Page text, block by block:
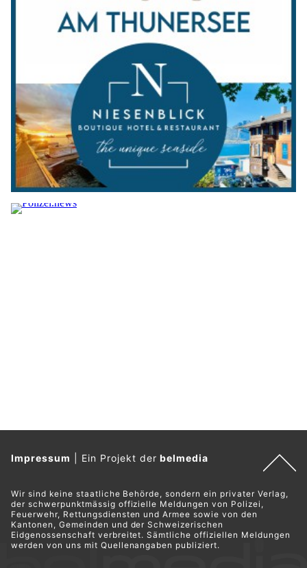
Impressum Ein Projekt derbelmedia
Wir sind keine staatliche Behörde, sondern ein privater Verlag,
der schwerpunktmässig offizielle Meldungen von Polizei,
Feuerwehr, Rettungsdiensten und Armee sowie von den
Kantonen, Gemeinden und der Schweizerischen
Eidgenossenschaft verbreitet. Sämtliche offiziellen Meldungen
werden von uns mit Quellenangaben publiziert.